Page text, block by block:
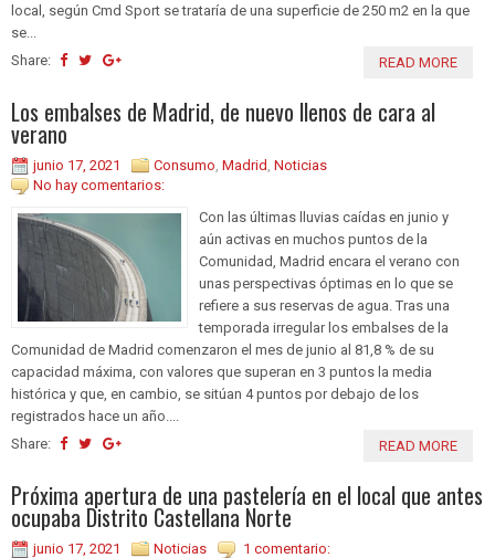
local, según Cmd Sport se trataría de una superficie de 250 m2 en la que
se...
Share:
READ MORE
Los embalses de Madrid, de nuevo llenos de cara al
verano
junio 17, 2021 Consumo Madrid Noticias
No hay comentarios:
Con las últimas lluvias caídas en junio y
aún activas en muchos puntos de la
Comunidad, Madrid encara el verano con
unas perspectivas óptimas en lo que se
refiere a sus reservas de agua. Tras una
temporada irregular los embalses de la
Comunidad de Madrid comenzaron el mes de junio al 81,8 % de su
capacidad máxima, con valores que superan en 3 puntos la media
histórica y que, en cambio, se sitúan 4 puntos por debajo de los
registrados hace un año....
Share:
READ MORE
Próxima apertura de una pastelería en el local que antes
ocupaba Distrito Castellana Norte
junio 17, 2021 Noticias
1 comentario: